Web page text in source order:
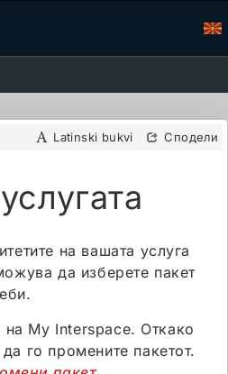
Latinski bukvi Сподели
на вашата услуга
да изберете пакет
на My Interspace. Откако
да го промените пакетот.